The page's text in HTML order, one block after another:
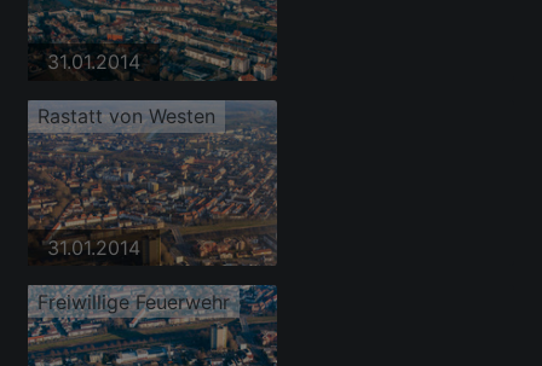
31.01.2014
Rastatt von Westen
31.01.2014
Freiwillige Feuerwehr